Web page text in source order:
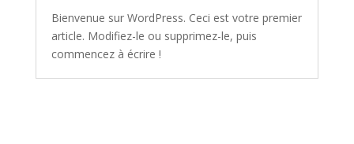
Bienvenue sur WordPress. Ceci est votre premier
article. Modifiez-le ou supprimez-le, puis
commencez à écrire !